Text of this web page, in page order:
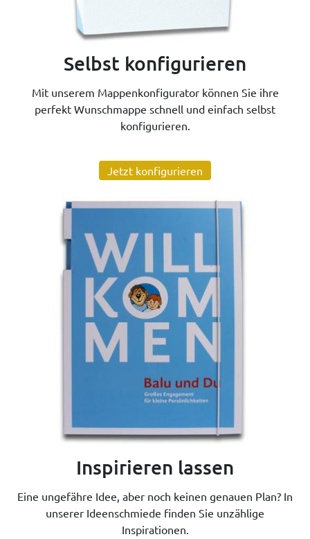
Selbst konfigurieren
Mit unserem Mappenkonfigurator können Sie ihre
perfekt Wunschmappe schnell und einfach selbst
konfigurieren.
Jetzt konfigurieren
Inspirieren lassen
Eine ungefähre Idee, aber noch keinen genauen Plan? In
unserer Ideenschmiede finden Sie unzählige
Inspirationen.